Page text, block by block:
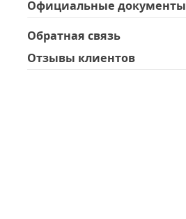
Официальные документы
Обратная связь
Отзывы клиентов